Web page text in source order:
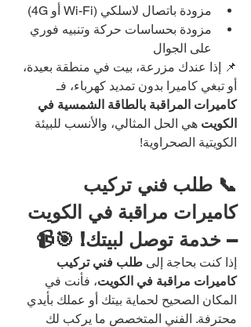
مزودة باتصال لاسلكي (Wi-Fi أو 4G)
مزودة بحساسات حركة وتنبيه فوري
على الجوال
📌 إذا عندك مزرعة، بيت في منطقة بعيدة،
أو تبغي كاميرا بدون تمديد كهرباء، فـ
كاميرات المراقبة بالطاقة الشمسية في
الكويت هي الحل المثالي، والأنسب للبيئة
الكويتية الصحراوية!
📞 طلب فني تركيب
كاميرات مراقبة في الكويت
– خدمة توصل لبيتك! 🎯📹
إذا كنت بحاجة إلى طلب فني تركيب
كاميرات مراقبة في الكويت، فأنت في
المكان الصحيح لحماية بيتك أو عملك بأيدي
محترفة. الفني المتخصص ما يركب لك